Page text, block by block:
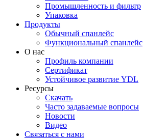
Промышленность и фильтр
Упаковка
Продукты
Обычный спанлейс
Функциональный спанлейс
О нас
Профиль компании
Сертификат
Устойчивое развитие YDL
Ресурсы
Скачать
Часто задаваемые вопросы
Новости
Видео
Связаться с нами